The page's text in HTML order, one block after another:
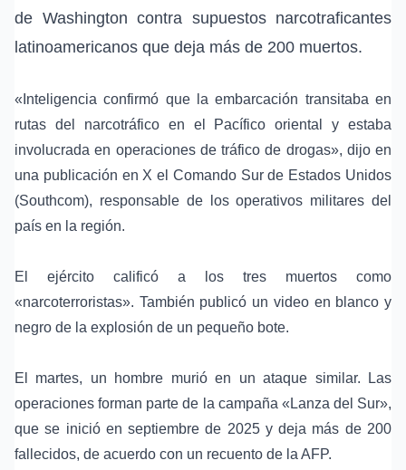
de Washington contra supuestos narcotraficantes
latinoamericanos que deja más de 200 muertos.
«Inteligencia confirmó que la embarcación transitaba en
rutas del narcotráfico en el Pacífico oriental
y estaba
involucrada en operaciones de tráfico de drogas», dijo en
una publicación en X el Comando Sur de Estados Unidos
(Southcom), responsable de los operativos militares del
país en la región.
El ejército calificó a los tres muertos como
«narcoterroristas». También publicó un video en blanco y
negro de la explosión de un pequeño bote.
El martes, un hombre murió en un ataque similar. Las
operaciones forman parte de la campaña «Lanza del Sur»,
que se inició enseptiembre de 2025y deja más de 200
fallecidos, de acuerdo con un recuento de la AFP.